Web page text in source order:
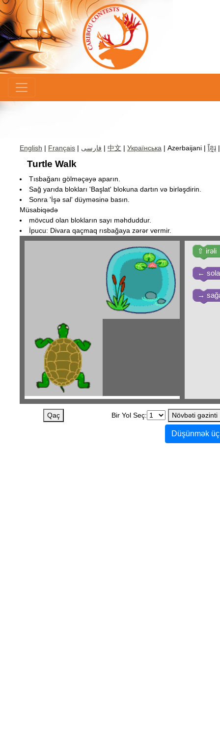
English | Français | فارسی | 中文 | Українська | Azerbaijani | ខ្មែរ
Turtle Walk
Tısbağanı gölməçəyə aparın.
Sağ yarıda blokları 'Başlat' blokuna dartın və birləşdirin.
Sonra 'İşə sal' düyməsinə basın.
Müsabiqədə
mövcud olan blokların sayı məhduddur.
İpucu: Divara qaçmaq rısbağaya zərər vermir.
⇧ irəli
←
→
Qaç Bir Yol Seç: Növbəti gəzinti
Düşünmək